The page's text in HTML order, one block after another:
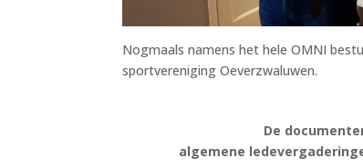
Nogmaals namens het hele OMNI
sportvereniging Oeverzwaluwen.
De
algemene